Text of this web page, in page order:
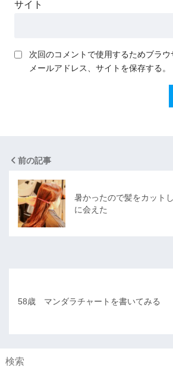
サイト
次回のコメントで使用するためブラウ
メールアドレス、サイトを保存する。
前の記事
暑かったので髪をカット
に会えた
58歳 マンダラチャートを書いてみる